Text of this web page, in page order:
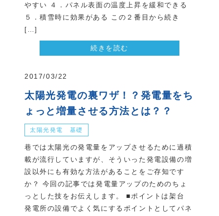
やすい ４．パネル表面の温度上昇を緩和できる
５．積雪時に効果がある この２番目から続き
[…]
続きを読む
2017/03/22
太陽光発電の裏ワザ！？発電量をち
ょっと増量させる方法とは？？
太陽光発電 基礎
巷では太陽光の発電量をアップさせるために過積
載が流行していますが、そういった発電設備の増
設以外にも有効な方法があることをご存知です
か？ 今回の記事では発電量アップのためのちょ
っとした技をお伝えします。 ■ポイントは架台
発電所の設備でよく気にするポイントとしてパネ